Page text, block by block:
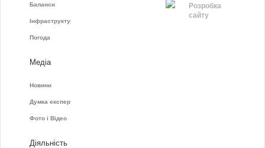
Баланси
Інфраструктура
Погода
Медіа
Новини
Думка експертів
Фото і Відео
Діяльність
Розробка
сайту